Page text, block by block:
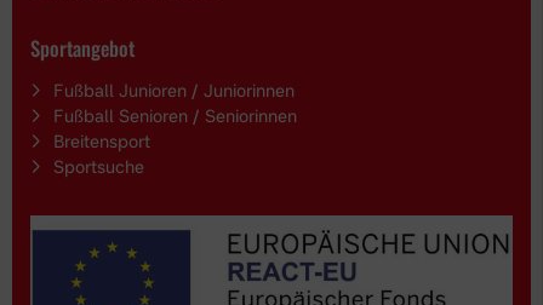
Sportangebot
Fußball Junioren / Juniorinnen
Fußball Senioren / Seniorinnen
Breitensport
Sportsuche